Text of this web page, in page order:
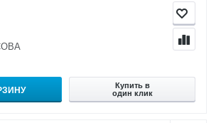
Купить в
один клик